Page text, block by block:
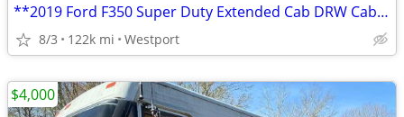
**2019 Ford F350 Super Duty Extended Cab DRW Cab & Chassis**
8/3 122k mi Westport
$4,000